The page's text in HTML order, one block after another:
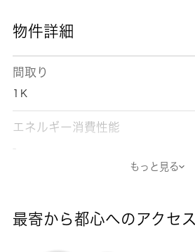
物件詳細
間取り
1Ｋ
エネルギー消費性能
-
もっと見る
最寄から都心へのアクセス